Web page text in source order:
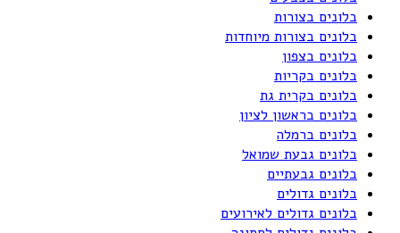
בלונים בצורות
בלונים בצורות מיוחדות
בלונים בצפון
בלונים בקריות
בלונים בקרית גת
בלונים בראשון לציון
בלונים ברמלה
בלונים גבעת שמואל
בלונים גבעתיים
בלונים גדולים
בלונים גדולים לאירועים